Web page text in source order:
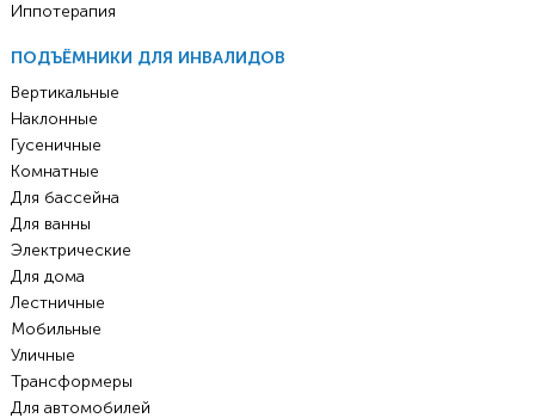
Иппотерапия
ПОДЪЁМНИКИ ДЛЯ ИНВАЛИДОВ
Вертикальные
Наклонные
Гусеничные
Комнатные
Для бассейна
Для ванны
Электрические
Для дома
Лестничные
Мобильные
Уличные
Трансформеры
Для автомобилей